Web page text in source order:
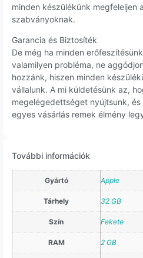
minden készülékünk megfeleljen
szabványoknak.
Garancia és Biztosíték
De még ha minden
valamilyen probléma, ne
hozzánk, hiszen minden
vállalunk. A mi küldetésünk az,
megelégedettséget nyújtsunk,
egyes vásárlás remek élmény
További információk
Gyártó Apple
Tárhely 32 GB
Szín Fekete
RAM 2 GB